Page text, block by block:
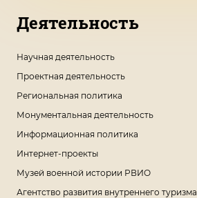
Деятельность
Научная деятельность
Проектная деятельность
Региональная политика
Монументальная деятельность
Информационная политика
Интернет-проекты
Музей военной истории РВИО
Агентство развития внутреннего туризма